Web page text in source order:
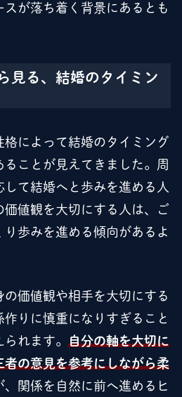
スが落ち着く背景にあるとも
見る、結婚のタイミン
によって結婚のタイミング
ことが見えてきました。周
て結婚へと歩みを進める人
価値観を大切にする人は、ご
歩みを進める傾向があるよ
の価値観や相手を大切にする
りに慎重になりすぎること
れます。
自分の軸を大切に
者の意見を参考にしながら柔
、関係を自然に前へ進めるヒ